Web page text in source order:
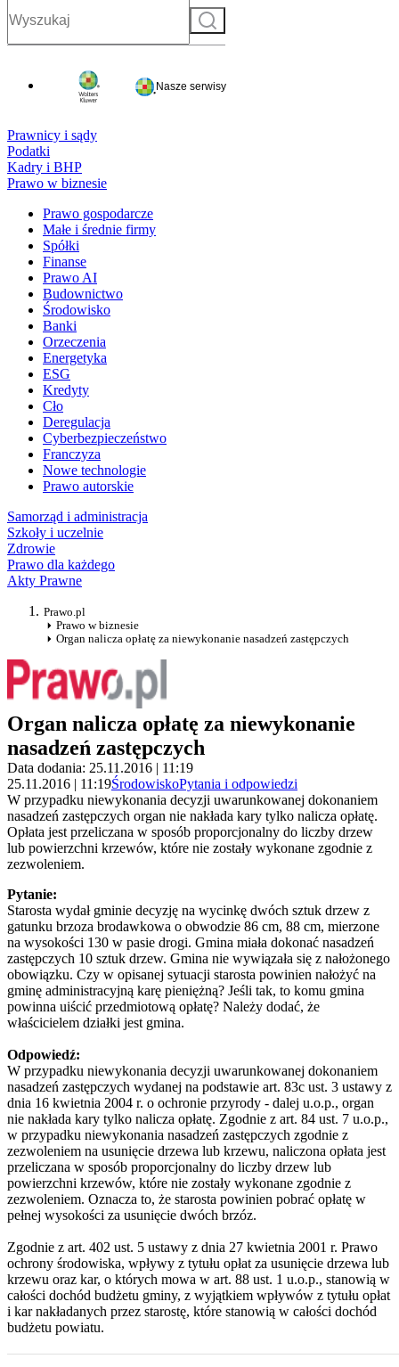
Szukaj
Nasze serwisy
Prawnicy i sądy
Podatki
Kadry i BHP
Prawo w biznesie
Prawo gospodarcze
Małe i średnie firmy
Spółki
Finanse
Prawo AI
Budownictwo
Środowisko
Banki
Orzeczenia
Energetyka
ESG
Kredyty
Cło
Deregulacja
Cyberbezpieczeństwo
Franczyza
Nowe technologie
Prawo autorskie
Samorząd i administracja
Szkoły i uczelnie
Zdrowie
Prawo dla każdego
Akty Prawne
Prawo.pl
Prawo w biznesie
Organ nalicza opłatę za niewykonanie nasadzeń zastępczych
Organ nalicza opłatę za niewykonanie
nasadzeń zastępczych
Data dodania: 25.11.2016 | 11:19
25.11.2016 | 11:19ŚrodowiskoPytania i odpowiedzi
W przypadku niewykonania decyzji uwarunkowanej dokonaniem
nasadzeń zastępczych organ nie nakłada kary tylko nalicza opłatę.
Opłata jest przeliczana w sposób proporcjonalny do liczby drzew
lub powierzchni krzewów, które nie zostały wykonane zgodnie z
zezwoleniem.
Pytanie:
Starosta wydał gminie decyzję na wycinkę dwóch sztuk drzew z
gatunku brzoza brodawkowa o obwodzie 86 cm, 88 cm, mierzone
na wysokości 130 w pasie drogi. Gmina miała dokonać nasadzeń
zastępczych 10 sztuk drzew. Gmina nie wywiązała się z nałożonego
obowiązku. Czy w opisanej sytuacji starosta powinien nałożyć na
gminę administracyjną karę pieniężną? Jeśli tak, to komu gmina
powinna uiścić przedmiotową opłatę? Należy dodać, że
właścicielem działki jest gmina.
Odpowiedź:
W przypadku niewykonania decyzji uwarunkowanej dokonaniem
nasadzeń zastępczych wydanej na podstawie art. 83c ust. 3 ustawy z
dnia 16 kwietnia 2004 r. o ochronie przyrody - dalej u.o.p., organ
nie nakłada kary tylko nalicza opłatę. Zgodnie z art. 84 ust. 7 u.o.p.,
w przypadku niewykonania nasadzeń zastępczych zgodnie z
zezwoleniem na usunięcie drzewa lub krzewu, naliczona opłata jest
przeliczana w sposób proporcjonalny do liczby drzew lub
powierzchni krzewów, które nie zostały wykonane zgodnie z
zezwoleniem. Oznacza to, że starosta powinien pobrać opłatę w
pełnej wysokości za usunięcie dwóch brzóz.
Zgodnie z art. 402 ust. 5 ustawy z dnia 27 kwietnia 2001 r. Prawo
ochrony środowiska, wpływy z tytułu opłat za usunięcie drzewa lub
krzewu oraz kar, o których mowa w art. 88 ust. 1 u.o.p., stanowią w
całości dochód budżetu gminy, z wyjątkiem wpływów z tytułu opłat
i kar nakładanych przez starostę, które stanowią w całości dochód
budżetu powiatu.